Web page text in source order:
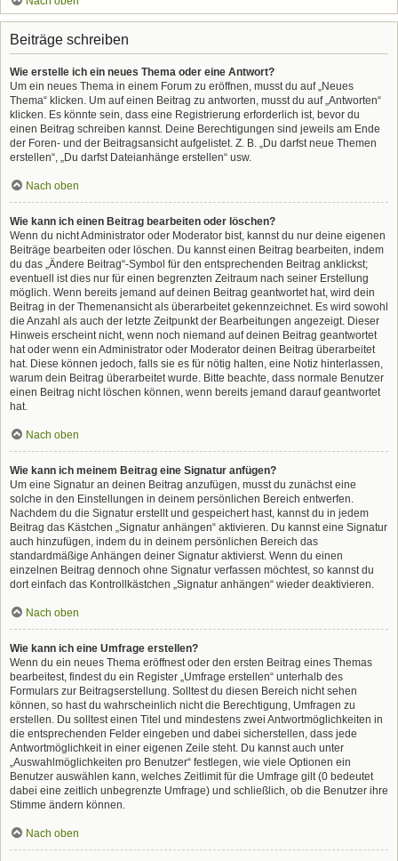
Beiträge schreiben
Wie erstelle ich ein neues Thema oder eine Antwort?
Um ein neues Thema in einem Forum zu eröffnen, musst du auf „Neues
Thema“ klicken. Um auf einen Beitrag zu antworten, musst du auf „Antworten“
klicken. Es könnte sein, dass eine Registrierung erforderlich ist, bevor du
einen Beitrag schreiben kannst. Deine Berechtigungen sind jeweils am Ende
der Foren- und der Beitragsansicht aufgelistet. Z. B. „Du darfst neue Themen
erstellen“, „Du darfst Dateianhänge erstellen“ usw.
Nach oben
Wie kann ich einen Beitrag bearbeiten oder löschen?
Wenn du nicht Administrator oder Moderator bist, kannst du nur deine eigenen
Beiträge bearbeiten oder löschen. Du kannst einen Beitrag bearbeiten, indem
du das „Ändere Beitrag“-Symbol für den entsprechenden Beitrag anklickst;
eventuell ist dies nur für einen begrenzten Zeitraum nach seiner Erstellung
möglich. Wenn bereits jemand auf deinen Beitrag geantwortet hat, wird dein
Beitrag in der Themenansicht als überarbeitet gekennzeichnet. Es wird sowohl
die Anzahl als auch der letzte Zeitpunkt der Bearbeitungen angezeigt. Dieser
Hinweis erscheint nicht, wenn noch niemand auf deinen Beitrag geantwortet
hat oder wenn ein Administrator oder Moderator deinen Beitrag überarbeitet
hat. Diese können jedoch, falls sie es für nötig halten, eine Notiz hinterlassen,
warum dein Beitrag überarbeitet wurde. Bitte beachte, dass normale Benutzer
einen Beitrag nicht löschen können, wenn bereits jemand darauf geantwortet
hat.
Nach oben
Wie kann ich meinem Beitrag eine Signatur anfügen?
Um eine Signatur an deinen Beitrag anzufügen, musst du zunächst eine
solche in den Einstellungen in deinem persönlichen Bereich entwerfen.
Nachdem du die Signatur erstellt und gespeichert hast, kannst du in jedem
Beitrag das Kästchen „Signatur anhängen“ aktivieren. Du kannst eine Signatur
auch hinzufügen, indem du in deinem persönlichen Bereich das
standardmäßige Anhängen deiner Signatur aktivierst. Wenn du einen
einzelnen Beitrag dennoch ohne Signatur verfassen möchtest, so kannst du
dort einfach das Kontrollkästchen „Signatur anhängen“ wieder deaktivieren.
Nach oben
Wie kann ich eine Umfrage erstellen?
Wenn du ein neues Thema eröffnest oder den ersten Beitrag eines Themas
bearbeitest, findest du ein Register „Umfrage erstellen“ unterhalb des
Formulars zur Beitragserstellung. Solltest du diesen Bereich nicht sehen
können, so hast du wahrscheinlich nicht die Berechtigung, Umfragen zu
erstellen. Du solltest einen Titel und mindestens zwei Antwortmöglichkeiten in
die entsprechenden Felder eingeben und dabei sicherstellen, dass jede
Antwortmöglichkeit in einer eigenen Zeile steht. Du kannst auch unter
„Auswahlmöglichkeiten pro Benutzer“ festlegen, wie viele Optionen ein
Benutzer auswählen kann, welches Zeitlimit für die Umfrage gilt (0 bedeutet
dabei eine zeitlich unbegrenzte Umfrage) und schließlich, ob die Benutzer ihre
Stimme ändern können.
Nach oben